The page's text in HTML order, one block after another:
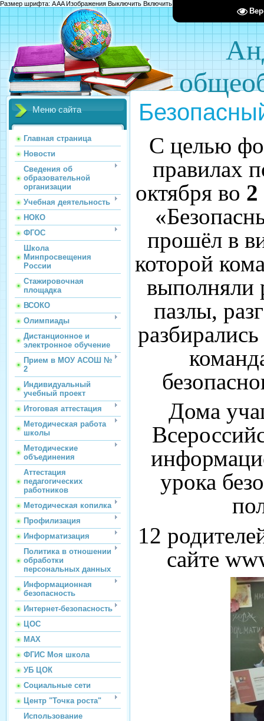
Размер шрифта: AAAИзображения Выключить Включить
Меню сайта
Главная страница
Новости
Сведения об
образовательной
организации
Учебная деятельность
НОКО
ФГОС
Школа
Минпросвещения
России
Стажировочная
площадка
ВСОКО
Олимпиады
Дистанционное и
электронное обучение
Прием в МОУ АСОШ №
2
Индивидуальный
учебный проект
Итоговая аттестация
Методическая работа
школы
Методические
объединения
Аттестация
педагогических
работников
Методическая копилка
Профилизация
Информатизация
Политика в отношении
обработки
персональных данных
Информационная
безопасность
Интернет-безопасность
ЦОС
МАХ
ФГИС Моя школа
УБ ЦОК
Социальные сети
Центр "Точка роста"
Использование
С целью
правилах
октября во
прошёл в
которой
выполняли
пазлы,
Дома
урока
12
сайте